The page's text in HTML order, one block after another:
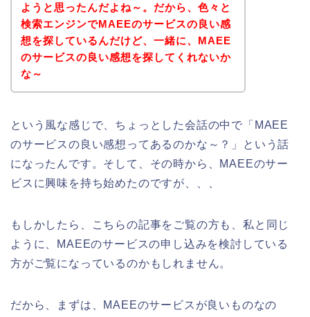
ようと思ったんだよね～。だから、色々と
検索エンジンでMAEEのサービスの良い感
想を探しているんだけど、一緒に、MAEE
のサービスの良い感想を探してくれないか
な～
という風な感じで、ちょっとした会話の中で「MAEE
のサービスの良い感想ってあるのかな～？」という話
になったんです。そして、その時から、MAEEのサー
ビスに興味を持ち始めたのですが、、、
もしかしたら、こちらの記事をご覧の方も、私と同じ
ように、MAEEのサービスの申し込みを検討している
方がご覧になっているのかもしれません。
だから、まずは、MAEEのサービスが良いものなの